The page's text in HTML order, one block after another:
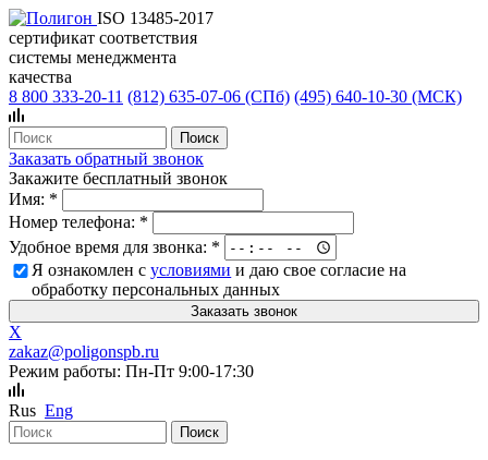
ISO 13485-2017
сертификат соответствия
системы менеджмента
качества
8 800 333-20-11 (812) 635-07-06 (СПб) (495) 640-10-30 (МСК)
Заказать обратный звонок
Закажите бесплатный звонок
Имя: *
Номер телефона: *
Удобное время для звонка: *
Я ознакомлен сусловиями и даю свое согласие на
обработку персональных данных
X
zakaz@poligonspb.ru
Режим работы: Пн-Пт 9:00-17:30
Rus Eng